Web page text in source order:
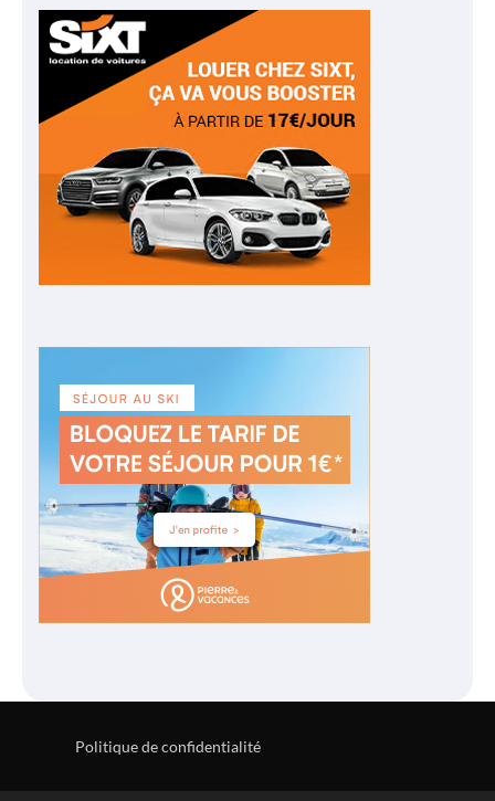
Politique de confidentialité